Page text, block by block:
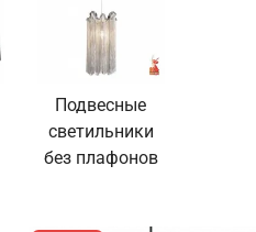
Подвесные
светильники
без плафонов